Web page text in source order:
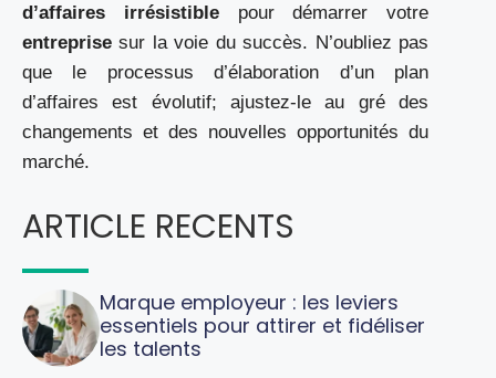
d’affaires irrésistiblepour démarrer votre
entreprise sur la voie du succès. N’oubliez pas
que le processus d’élaboration d’un plan
d’affaires est évolutif; ajustez-le au gré des
changements et des nouvelles opportunités du
marché.
ARTICLE RECENTS
Marque employeur : les leviers
essentiels pour attirer et fidéliser
les talents